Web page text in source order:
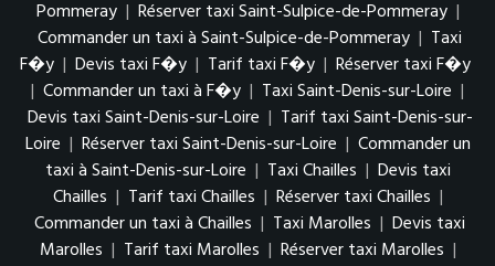
Pommeray | Réserver taxi Saint-Sulpice-de-Pommeray |
Commander un taxi à Saint-Sulpice-de-Pommeray | Taxi
F�y | Devis taxi F�y | Tarif taxi F�y | Réserver taxi F�y
| Commander un taxi à F�y | Taxi Saint-Denis-sur-Loire |
Devis taxi Saint-Denis-sur-Loire | Tarif taxi Saint-Denis-sur-
Loire | Réserver taxi Saint-Denis-sur-Loire | Commander un
taxi à Saint-Denis-sur-Loire | Taxi Chailles | Devis taxi
Chailles | Tarif taxi Chailles | Réserver taxi Chailles |
Commander un taxi à Chailles | Taxi Marolles | Devis taxi
Marolles | Tarif taxi Marolles | Réserver taxi Marolles |